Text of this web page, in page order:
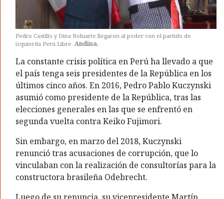
Pedro Castillo y Dina Boluarte llegaron al poder con el partido de
izquierda Perú Libre.Andina.
La constante crisis política en Perú ha llevado a que
el país tenga seis presidentes de la República en los
últimos cinco años. En 2016, Pedro Pablo Kuczynski
asumió como presidente de la República, tras las
elecciones generales en las que se enfrentó en
segunda vuelta contra Keiko Fujimori.
Sin embargo, en marzo del 2018, Kuczynski
renunció tras acusaciones de corrupción, que lo
vinculaban con la realización de consultorías para la
constructora brasileña Odebrecht.